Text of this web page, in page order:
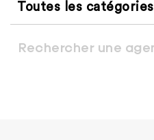
Toutes les catégories